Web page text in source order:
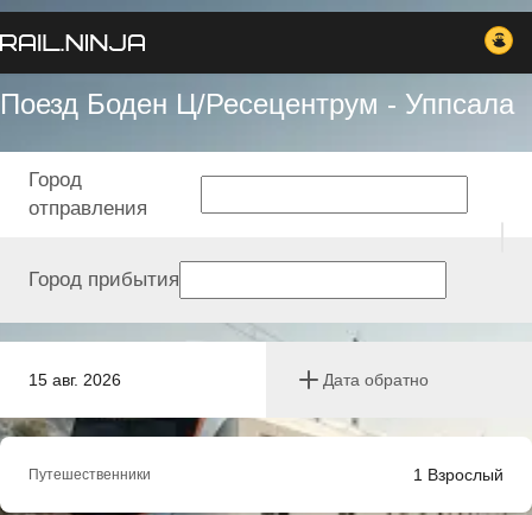
Поезд Боден Ц/Ресецентрум - Уппсала
15 авг. 2026 Дата обратно
Город
отправления
Город прибытия
Путешественники 1 Взрослый